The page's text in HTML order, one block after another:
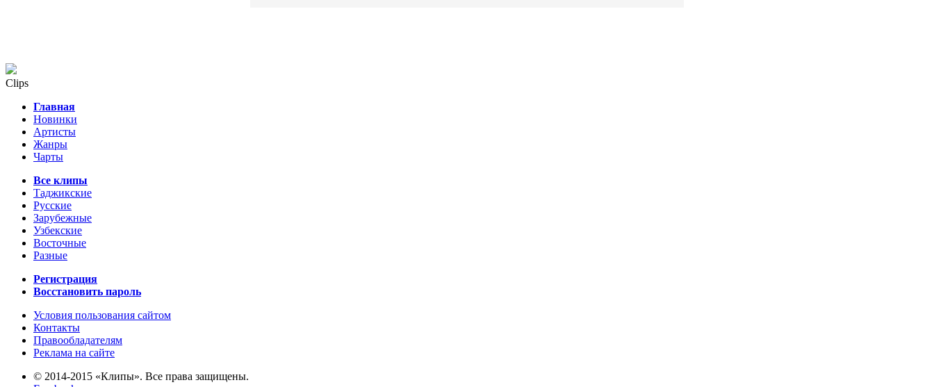
Clips
Главная
Новинки
Артисты
Жанры
Чарты
Все клипы
Таджикские
Русские
Зарубежные
Узбекские
Восточные
Разные
Регистрация
Восстановить пароль
Условия пользования сайтом
Контакты
Правообладателям
Реклама на сайте
© 2014-2015 «Клипы». Все права защищены.